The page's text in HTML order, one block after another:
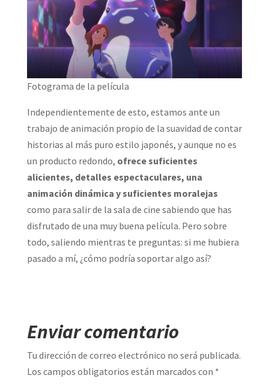
Fotograma de la película
Independientemente de esto, estamos ante un
trabajo de animación propio de la suavidad de contar
historias al más puro estilo japonés, y aunque no es
un producto redondo, ofrece suficientes
alicientes, detalles espectaculares, una
animación dinámica y suficientes moralejas
como para salir de la sala de cine sabiendo que has
disfrutado de una muy buena película. Pero sobre
todo, saliendo mientras te preguntas: si me hubiera
pasado a mí, ¿cómo podría soportar algo así?
Enviar comentario
Tu dirección de correo electrónico no será publicada.
Los campos obligatorios están marcados con *